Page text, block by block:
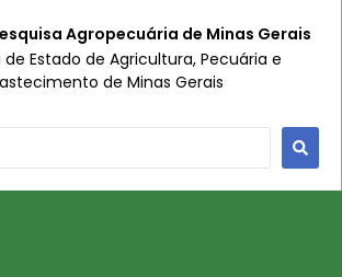
Agropecuária de Minas Gerais
Estado de Agricultura, Pecuária e
de Minas Gerais